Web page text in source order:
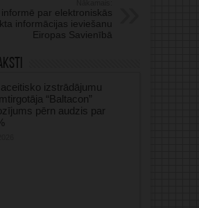
informē par elektroniskās
informācijas ieviešanu
Eiropas Savienībā
izstrādājumu
“Baltacon”
pērn audzis par